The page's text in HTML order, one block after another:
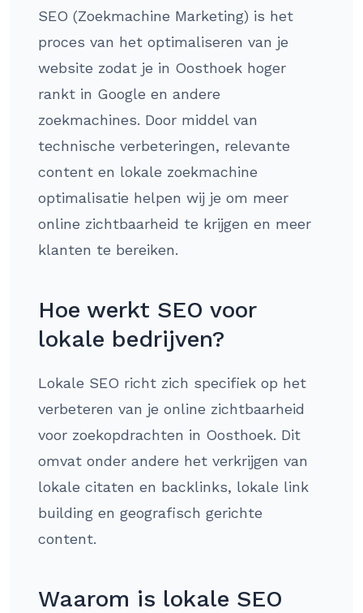
SEO (Zoekmachine Marketing) is het
proces van het optimaliseren van je
website zodat je in Oosthoek hoger
rankt in Google en andere
zoekmachines. Door middel van
technische verbeteringen, relevante
content en lokale zoekmachine
optimalisatie helpen wij je om meer
online zichtbaarheid te krijgen en meer
klanten te bereiken.
Hoe werkt SEO voor
lokale bedrijven?
Lokale SEO richt zich specifiek op het
verbeteren van je online zichtbaarheid
voor zoekopdrachten in Oosthoek. Dit
omvat onder andere het verkrijgen van
lokale citaten en backlinks, lokale link
building en geografisch gerichte
content.
Waarom is lokale SEO